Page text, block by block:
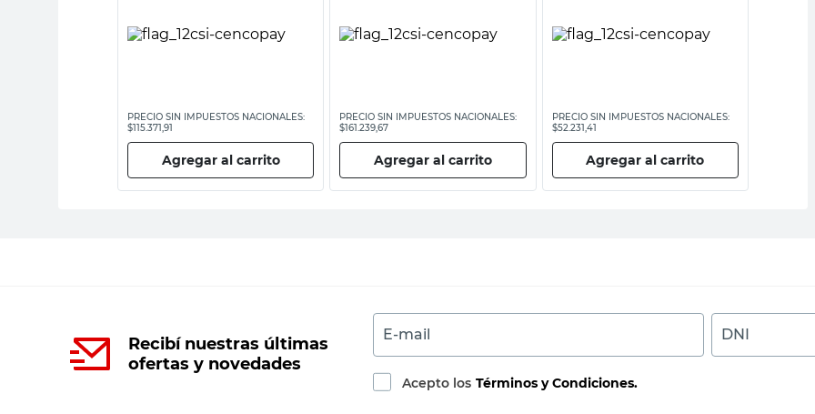
PRECIO SIN IMPUESTOS NACIONALES:
$115.371,91
Agregar al carrito
PRECIO SIN IMPUESTOS NACIONALES:
$161.239,67
Agregar al carrito
PRECIO SIN IMPUESTOS NACIONALES:
$52.231,41
Agregar al carrito
Recibí nuestras últimas
ofertas y novedades
E-mail DNI
Acepto los Términos y Condiciones.